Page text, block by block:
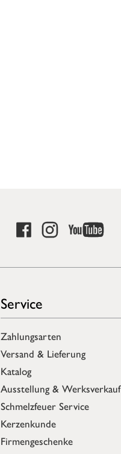
Service
Zahlungsarten
Versand & Lieferung
Katalog
Ausstellung & Werksverkauf
Schmelzfeuer Service
Kerzenkunde
Firmengeschenke